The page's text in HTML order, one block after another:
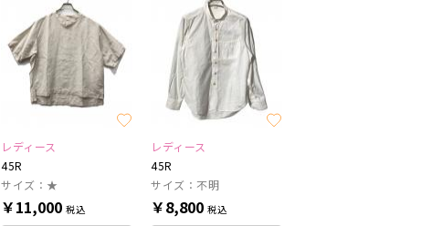
レディース
45R
サイズ：★
￥11,000 税込
レディース
45R
サイズ：不明
￥8,800 税込